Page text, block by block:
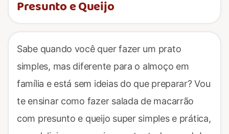
Presunto e Queijo
Sabe quando você quer fazer um prato
simples, mas diferente para o almoço em
família e está sem ideias do que preparar? Vou
te ensinar como fazer salada de macarrão
com presunto e queijo super simples e prática,